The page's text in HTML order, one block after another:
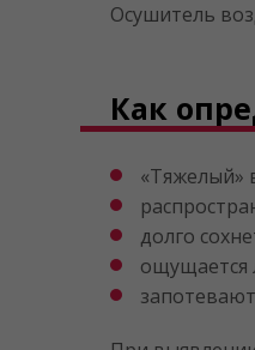
Осушитель
Как
«Тяжелый»
долго
ощущается